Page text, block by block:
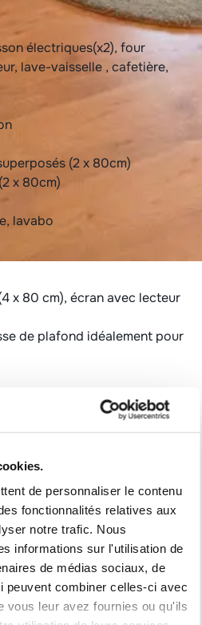
de personnaliser le contenu
fonctionnalités relatives aux
notre trafic. Nous
informations sur l'utilisation de
de médias sociaux, de
peuvent combiner celles-ci avec
vous leur avez fournies ou qu'ils
électriques(x2), four
lave-vaisselle , cafetière,
(2 x 80cm)
x 80cm)
lavabo
x 80 cm), écran avec lecteur
de plafond idéalement pour
et couvertures (1
la cave au niveau -1, casier